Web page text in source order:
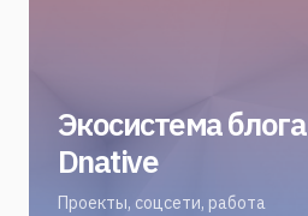
Экосистема блога
Dnative
Проекты, соцсети, работа